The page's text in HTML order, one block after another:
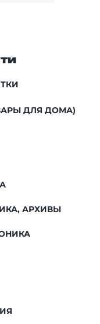
ДЛЯ ДОМА)
АРХИВЫ